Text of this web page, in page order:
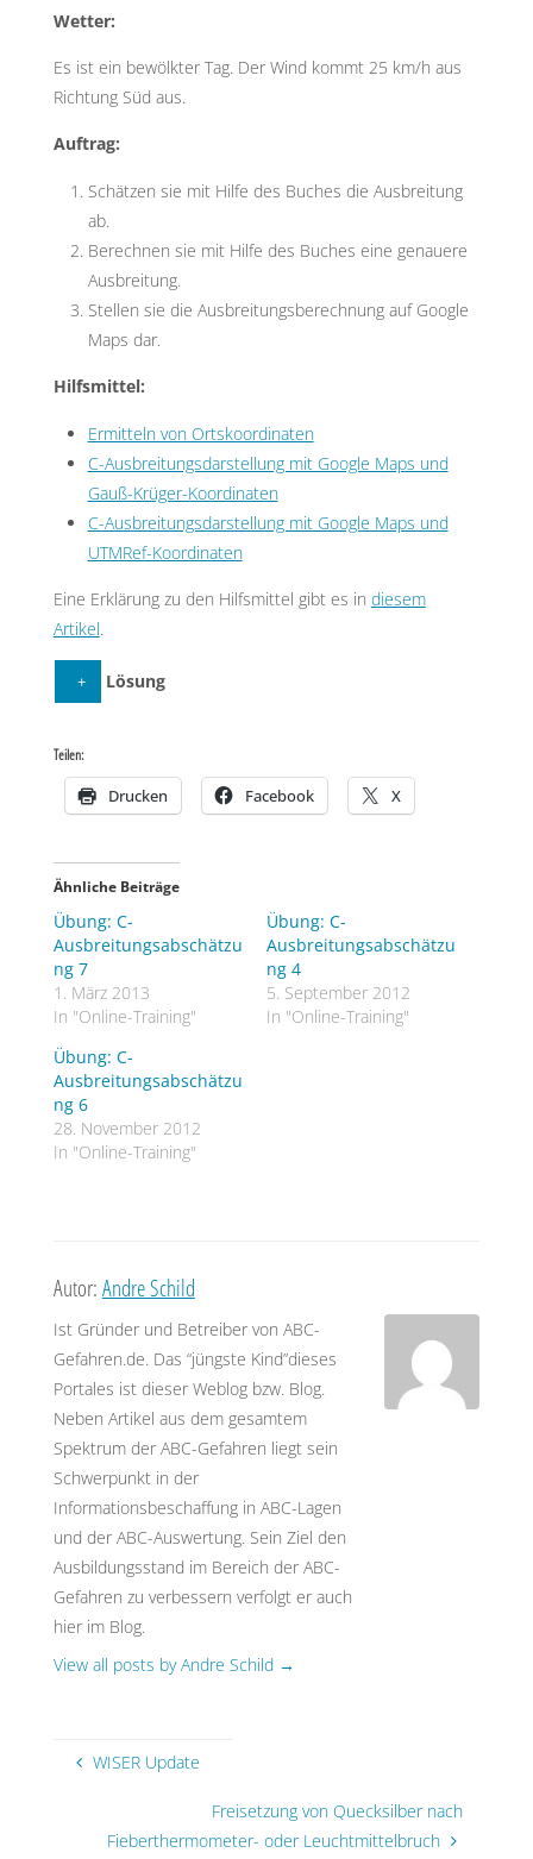
Wetter:
Es ist ein bewölkter Tag. Der Wind kommt 25 km/h aus
Richtung Süd aus.
Auftrag:
Schätzen sie mit Hilfe des Buches die Ausbreitung
ab.
Berechnen sie mit Hilfe des Buches eine genauere
Ausbreitung.
Stellen sie die Ausbreitungsberechnung auf Google
Maps dar.
Hilfsmittel:
Ermitteln von Ortskoordinaten
C-Ausbreitungsdarstellung mit Google Maps und
Gauß-Krüger-Koordinaten
C-Ausbreitungsdarstellung mit Google Maps und
UTMRef-Koordinaten
Eine Erklärung zu den Hilfsmittel gibt es in diesem
Artikel.
Lösung
Chlorwasserstoff
UN 1050
1. Abschätzen:
60 Meter allseitig Absperren
300 Meter Gesundheitliche Beeinträchtigung in
Windrichtung beachten
2. Berechnen:
Ausbreitungsklasse D
Ablesen ohne Berechnung der Zwischenwerte:
im Freien: 1650 m
im Inneren von Häusern: 290 m
3. Darstellung auf Google Maps:
Grafische Lösung
(bitte die Erklärung indiesem Artikelbeachten)
Teilen:
Drucken Facebook X
Ähnliche Beiträge
Übung: C-
Ausbreitungsabschätzu
ng 7
1. März 2013
In "Online-Training"
Übung: C-
Ausbreitungsabschätzu
ng 4
5. September 2012
In "Online-Training"
Übung: C-
Ausbreitungsabschätzu
ng 6
28. November 2012
In "Online-Training"
Autor: Andre Schild
Ist Gründer und Betreiber von ABC-
Gefahren.de. Das “jüngste Kind”dieses
Portales ist dieser Weblog bzw. Blog.
Neben Artikel aus dem gesamtem
Spektrum der ABC-Gefahren liegt sein
Schwerpunkt in der
Informationsbeschaffung in ABC-Lagen
und der ABC-Auswertung. Sein Ziel den
Ausbildungsstand im Bereich der ABC-
Gefahren zu verbessern verfolgt er auch
hier im Blog.
View all posts by Andre Schild →
WISER Update
Freisetzung von Quecksilber nach
Fieberthermometer- oder Leuchtmittelbruch